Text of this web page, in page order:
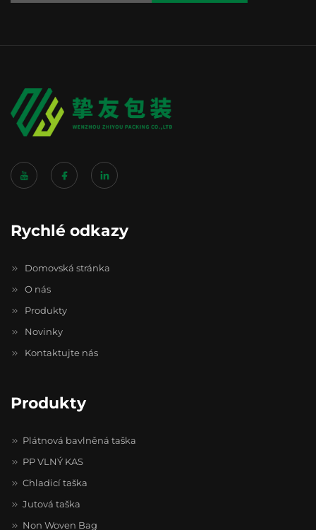
Rychlé odkazy
Domovská stránka
O nás
Produkty
Novinky
Kontaktujte nás
Produkty
Plátnová bavlněná taška
PP VLNÝ KAS
Chladicí taška
Jutová taška
Non Woven Bag